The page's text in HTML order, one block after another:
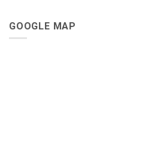
GOOGLE MAP